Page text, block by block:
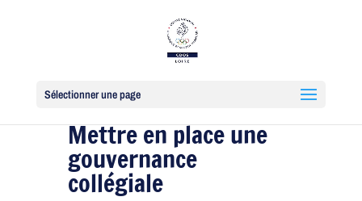
Sélectionner une page
Mettre en place une
gouvernance
collégiale